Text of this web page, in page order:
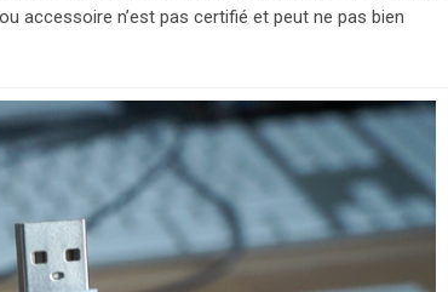
accessoire n’est pas certifié et peut ne pas bien